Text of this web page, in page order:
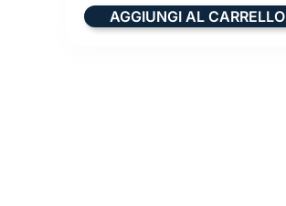
AGGIUNGI AL CARRELLO